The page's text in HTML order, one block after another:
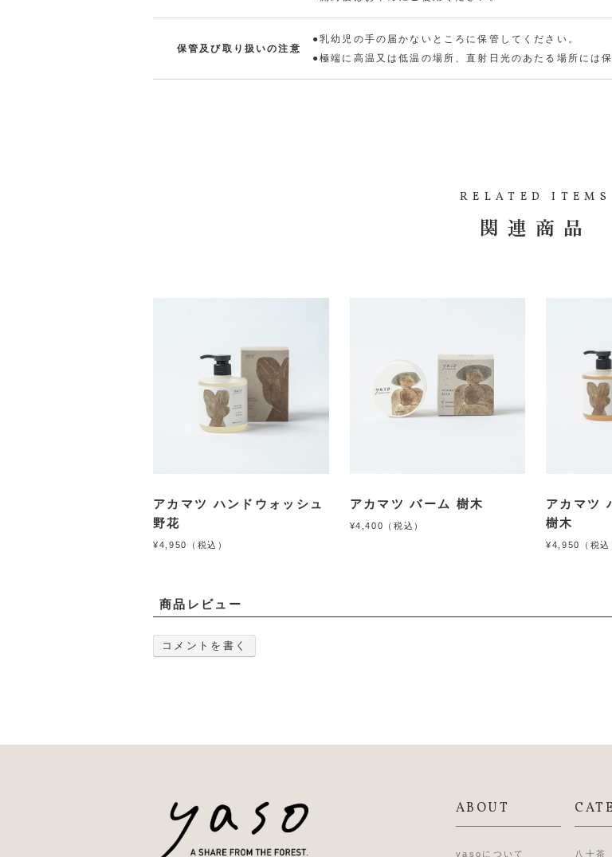
保管及び取り扱いの注意
●乳幼児の手の届かないところに保管してください。
●極端に高温又は低温の場所、直射日光のあたる場所には
RELATED ITEMS
関連商品
アカマツ ハンドウォッシュ
野花
¥4,950（税込）
アカマツ バーム 樹木
¥4,400（税込）
アカマツ
樹木
¥4,950（税込
商品レビュー
コメントを書く
ABOUT
yasoについて 八十茶